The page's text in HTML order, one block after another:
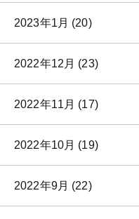
2023年1月 (20)
2022年12月 (23)
2022年11月 (17)
2022年10月 (19)
2022年9月 (22)